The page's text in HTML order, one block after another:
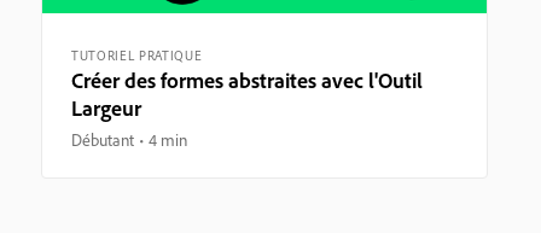
TUTORIEL PRATIQUE
Créer des formes abstraites avec l'Outil
Largeur
Débutant 4 min